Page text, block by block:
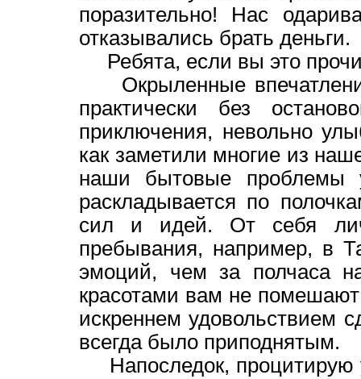
поразительно! Нас
отказывались брать деньги.
Ребята, если вы это
Окрыленные
практически без
приключения, невольно
как заметили многие из
наши бытовые проблемы
раскладывается по
сил и идей. От себя
пребывания, например, в
эмоций, чем за полчаса
красотами вам не
искреннем удовольствием
всегда было приподнятым.
Напоследок, процитирую